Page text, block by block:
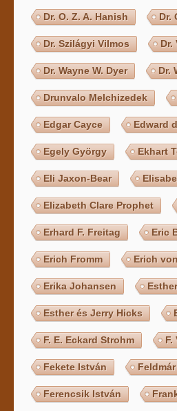
Dr. O. Z. A. Hanish Dr.
Dr. Szilágyi Vilmos Dr.
Dr. Wayne W. Dyer Dr.
Drunvalo Melchizedek
Edgar Cayce Edward
Egely György Ekhart
Eli Jaxon-Bear
Elizabeth Clare Prophet
Erhard F. Freitag Eric
Erich Fromm Erich
Erika Johansen
Esther és Jerry Hicks
F. E. Eckard Strohm F.
Fekete István
Ferencsik István